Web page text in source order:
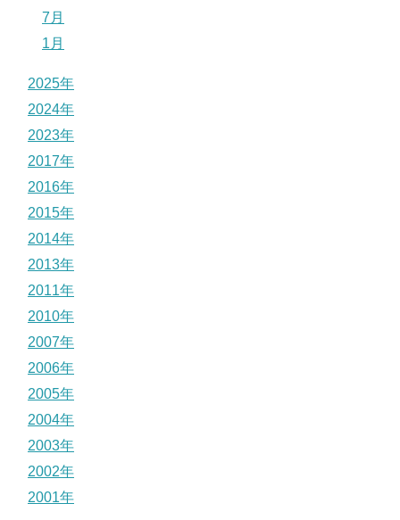
7月
1月
2025年
2024年
2023年
2017年
2016年
2015年
2014年
2013年
2011年
2010年
2007年
2006年
2005年
2004年
2003年
2002年
2001年